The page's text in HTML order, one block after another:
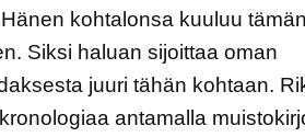
kohtalonsa kuuluu
Siksi haluan sijoittaa oman
juuri tähän kohtaan.
antamalla